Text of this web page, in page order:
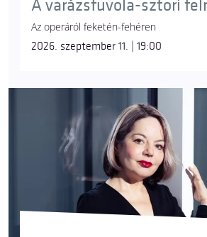
A varázsfuvola-sztori
Az operáról feketén-fehéren
2026. szeptember 11. | 19:00